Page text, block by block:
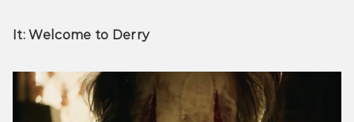
It: Welcome to Derry